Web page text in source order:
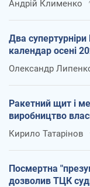
Андрій Клименко
Два
календар осені
Олександр
Ракетний щит і
виробництво
Кирило Татарінов
Посмертна
дозволив ТЦК